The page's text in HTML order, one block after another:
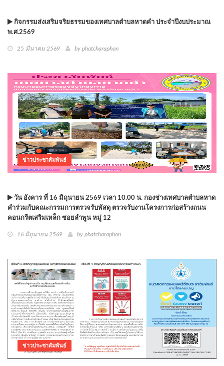
กิจกรรมส่งเสริมจริยธรรมของเทศบาลตำบลหาดคำ ประจำปีงบประมาณ
พ.ศ.2569
25 มีนาคม 2569 by phatcharaphon
ข่าวประชาสัมพันธ์
วัน อังคาร ที่ 16 มิถุนายน 2569 เวลา 10.00 น. กองช่างเทศบาลตำบลหาด
คำร่วมกับคณะกรรมการตรวจรับพัสดุ ตรวจรับงานโครงการก่อสร้างถนน
คอนกรีตเสริมเหล็ก ซอยลำพูน หมู่ 12
16 มิถุนายน 2569 by phatcharaphon
ข่าวประชาสัมพันธ์